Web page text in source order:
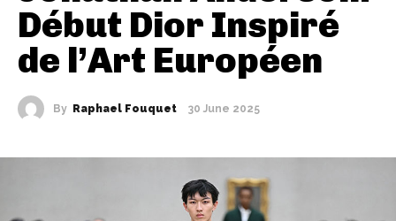
Début Dior Inspiré
de l’Art Européen
By Raphael Fouquet 30 June 2025